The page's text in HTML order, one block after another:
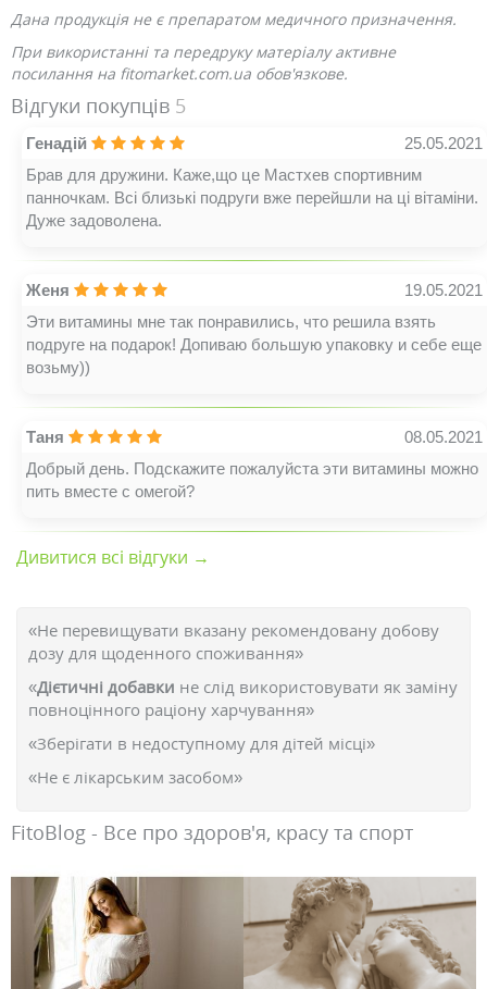
Дана продукція не є препаратом медичного призначення.
При використанні та передруку матеріалу активне
посилання на fitomarket.com.ua обов'язкове.
Відгуки покупців 5
Генадій
25.05.2021
Брав для дружини. Каже,що це Мастхев спортивним
панночкам. Всі близькі подруги вже перейшли на ці вітаміни.
Дуже задоволена.
Женя
19.05.2021
Эти витамины мне так понравились, что решила взять
подруге на подарок! Допиваю большую упаковку и себе еще
возьму))
Таня
08.05.2021
Добрый день. Подскажите пожалуйста эти витамины можно
пить вместе с омегой?
Дивитися всі відгуки →
«Не перевищувати вказану рекомендовану добову
дозу для щоденного споживання»
«Дієтичні добавки не слід використовувати як заміну
повноцінного раціону харчування»
«Зберігати в недоступному для дітей місці»
«Не є лікарським засобом»
FitoBlog - Все про здоров'я, красу та спорт